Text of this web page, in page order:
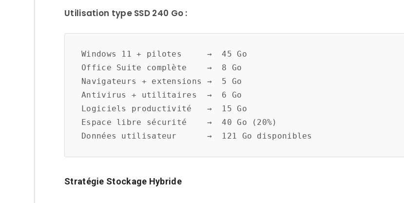
Migration Système Existant
Logiciels Clonage Gratuits
Procédure Clonage Step-by-Step
Installation Fresh Windows
Avantages Installation Propre
Préparation Installation
Utilisation type SSD 240 Go :
Windows 11 + pilotes     →  45 Go
Office Suite complète    →  8 Go
Navigateurs + extensions →  5 Go
Antivirus + utilitaires  →  6 Go
Logiciels productivité   →  15 Go
Espace libre sécurité    →  40 Go (20%)
Stratégie Stockage Hybride